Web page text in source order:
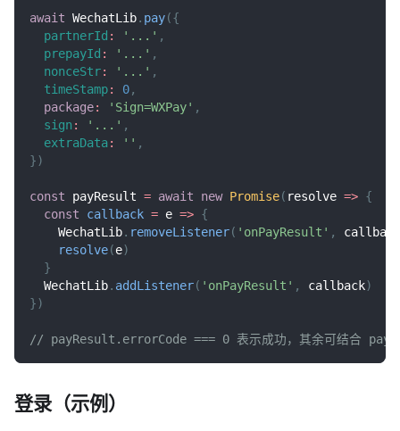
await WechatLib. pay({
partnerId : '...' ,
prepayId : '...' ,
nonceStr: '...' ,
timeStamp: 0,
package: 'Sign=WXPay' ,
sign : '...' ,
extraData: '' ,
})
const payResult = await new Promise( resolve => {
const
callback = e => {
WechatLib. removeListener( 'onPayResult' ,
callback
resolve(e)
}
WechatLib. addListener( 'onPayResult' , callback)
})
// payResult.errorCode === 0 表示成功，其余可结合
登录（示例）